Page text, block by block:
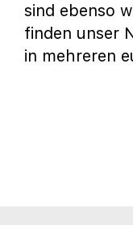
sind ebenso
finden unser
in mehreren